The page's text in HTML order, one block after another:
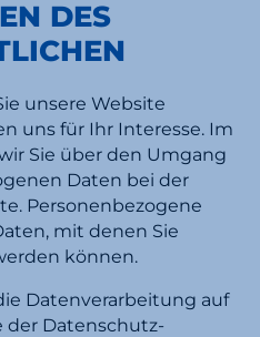
DES
unsere Website
uns für Ihr Interesse. Im
Sie über den Umgang
Daten bei der
Personenbezogene
mit denen Sie
können.
Datenverarbeitung auf
der Datenschutz-